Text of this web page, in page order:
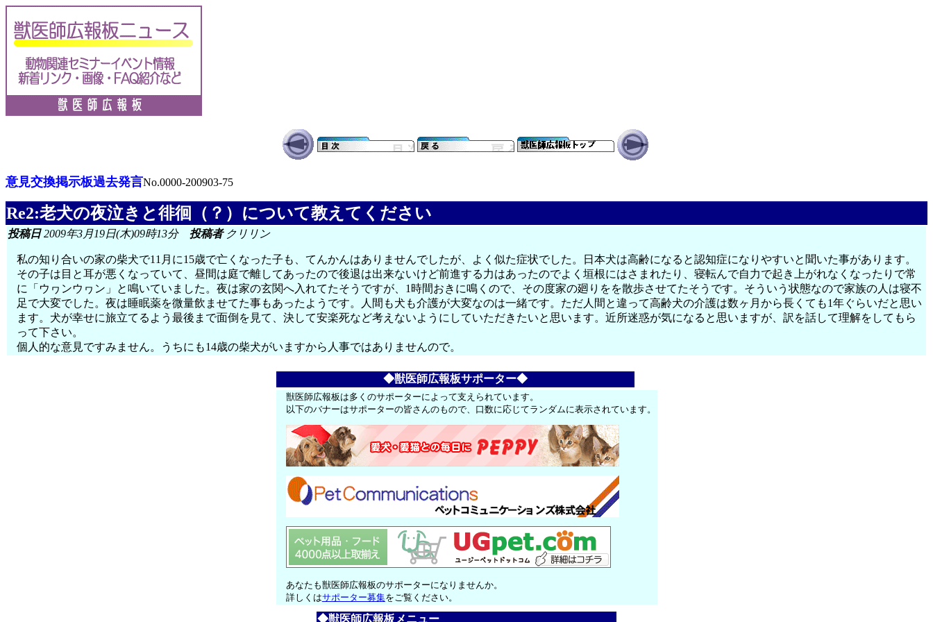
意見交換掲示板過去発言No.0000-200903-75
Re2:老犬の夜泣きと徘徊（？）について教えてください
投稿日2009年3月19日(木)09時13分 投稿者クリリン
私の知り合いの家の柴犬で11月に15歳で亡くなった子も、てんかんはありませんでしたが、よく似た症状でした。日本犬は高齢になると認知症になりやすいと聞いた事があります。
その子は目と耳が悪くなっていて、昼間は庭で離してあったので後退は出来ないけど前進する力はあったのでよく垣根にはさまれたり、寝転んで自力で起き上がれなくなったりで常
に「ウヮンウヮン」と鳴いていました。夜は家の玄関へ入れてたそうですが、1時間おきに鳴くので、その度家の廻りをを散歩させてたそうです。そういう状態なので家族の人は寝不
足で大変でした。夜は睡眠薬を微量飲ませてた事もあったようです。人間も犬も介護が大変なのは一緒です。ただ人間と違って高齢犬の介護は数ヶ月から長くても1年ぐらいだと思い
ます。犬が幸せに旅立てるよう最後まで面倒を見て、決して安楽死など考えないようにしていただきたいと思います。近所迷惑が気になると思いますが、訳を話して理解をしてもら
って下さい。
個人的な意見ですみません。うちにも14歳の柴犬がいますから人事ではありませんので。
◆獣医師広報板サポーター◆
獣医師広報板は多くのサポーターによって支えられています。
以下のバナーはサポーターの皆さんのもので、口数に応じてランダムに表示されています。
あなたも獣医師広報板のサポーターになりませんか。
詳しくはサポーター募集をご覧ください。
◆獣医師広報板メニュー